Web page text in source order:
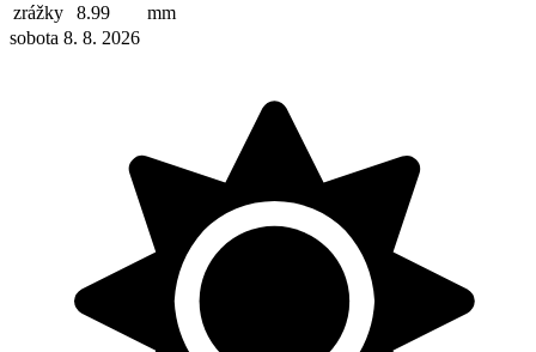
zrážky
8.99
mm
sobota 8. 8. 2026